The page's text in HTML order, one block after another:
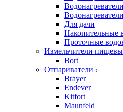
Для дачи
Накопительные
Проточные
Измельчители
Bort
Отпариватели
Brayer
Endever
Kitfort
Maunfeld